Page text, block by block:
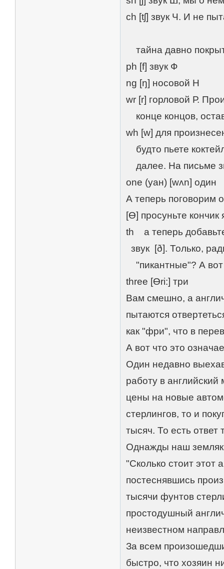
ch [tʃ] звук Ч. И не
тайна давно
ph [f] звук Ф
ng [ŋ] носовой Н
wr [r] горловой Р.
конце концов,
wh [w] для
будто пьете
далее. На письме
one (уан) [wʌn] один
А теперь поговорим
[Ɵ] просуньте
th а теперь
звук [ð]. Только,
"пикантные"? А вот
three [Ɵri:] три
Вам смешно, а
пытаются
как "фри", что в
А вот что это
Один недавно
работу в
цены на новые
стерлингов, то и
тысяч. То есть ответ
Однажды наш земляк
"Сколько стоит этот
постеснявшись
тысячи фунтов
простодушный
неизвестном
За всем
быстро, что хозяин